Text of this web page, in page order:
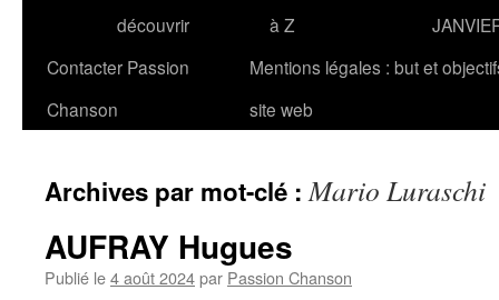
découvrir
à Z
Contacter Passion
Chanson
Mentions légales : but et
site web
Archives par mot-clé :Mario Luraschi
AUFRAY Hugues
Publié le4 août 2024par Passion Chanson